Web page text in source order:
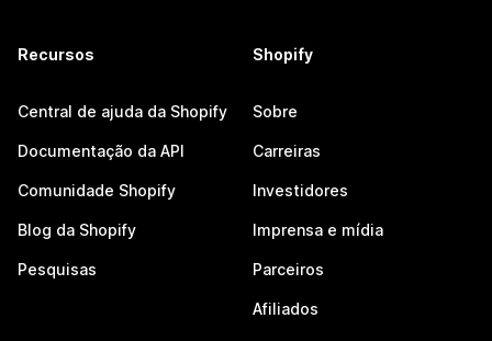
Recursos
Central de ajuda da Shopify
Documentação da API
Comunidade Shopify
Blog da Shopify
Pesquisas
Shopify
Sobre
Carreiras
Investidores
Imprensa e mídia
Parceiros
Afiliados